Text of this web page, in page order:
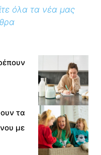
όλα τα νέα μας
τα
με